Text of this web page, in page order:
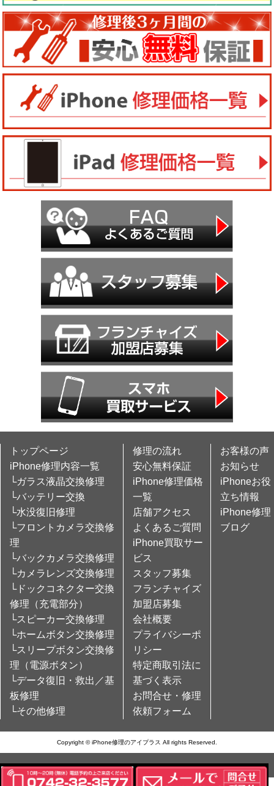
トップページ
iPhone修理内容一覧
└ガラス液晶交換修理
└バッテリー交換
└水没復旧修理
└フロントカメラ交換修
理
└バックカメラ交換修理
└カメラレンズ交換修理
└ドックコネクター交換
修理（充電部分）
└スピーカー交換修理
└ホームボタン交換修理
└スリープボタン交換修
理（電源ボタン）
└データ復旧・救出／基
板修理
└その他修理
修理の流れ
安心無料保証
iPhone修理価格
一覧
店舗アクセス
よくあるご質問
iPhone買取サー
ビス
スタッフ募集
フランチャイズ
加盟店募集
会社概要
プライバシーポ
リシー
特定商取引法に
基づく表示
お問合せ・修理
依頼フォーム
お客様の声
お知らせ
iPhoneお役
立ち情報
iPhone修理
ブログ
Copyright © iPhone修理のアイプラス All rights Reserved.